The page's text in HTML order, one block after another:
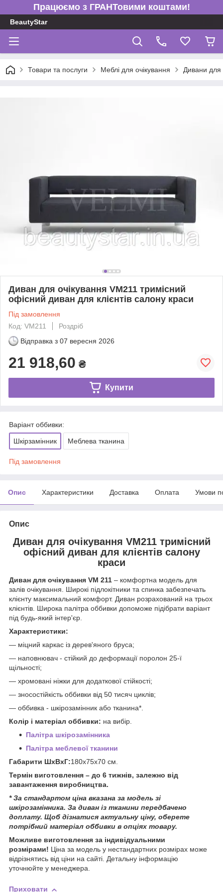
Працюємо з ГРАНТовими коштами!
BeautyStar
Товари та послуги Меблі для очікування Дивани для
Диван для очікування VM211 тримісний
офісний диван для клієнтів салону краси
Під замовлення
Код: VM211
Роздріб
Відправка з 07 вересня 2026
21 918,60 ₴
Купити
Варіант оббивки:
Шкірзамінник Меблева тканина
Під замовлення
Опис Характеристики Доставка Оплата Умови
Опис
Диван для очікування VM211 тримісний
офісний диван для клієнтів салону
краси
Диван для очікування VM 211 – комфортна модель для
залів очікування. Широкі підлокітники та спинка забезпечать
клієнту максимальний комфорт. Диван розрахований на трьох
клієнтів. Широка палітра оббивки допоможе підібрати варіант
під будь-який інтер'єр.
Характеристики:
― міцний каркас із дерев'яного бруса;
― наповнювач - стійкий до деформації поролон 25-ї
щільності;
― хромовані ніжки для додаткової стійкості;
― зносостійкість оббивки від 50 тисяч циклів;
― оббивка - шкірозамінник або тканина*.
Колір і матеріал оббивки: на вибір.
Палітра шкірозамінника
Палітра меблевої тканини
Габарити ШхВхГ:180х75х70 см.
Термін виготовлення – до 6 тижнів, залежно від
завантаження виробництва.
* За стандартом ціна вказана за модель зі
шкірозамінника. За диван із тканини передбачено
доплату. Щоб дізнатися актуальну ціну, оберете
потрібний матеріал оббивки в опціях товару.
Можливе виготовлення за індивідуальними
розмірами! Ціна за модель у нестандартних розмірах може
відрізнятись від ціни на сайті. Детальну інформацію
уточнюйте у менеджера.
Приховати